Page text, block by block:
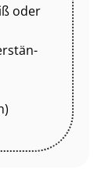
oder